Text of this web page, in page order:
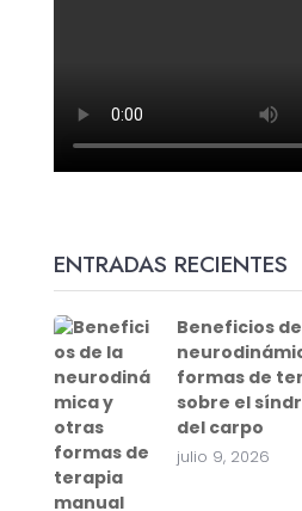
ENTRADAS RECIENTES
Beneficios
formas de
sobre el
del carpo
julio 9, 2026